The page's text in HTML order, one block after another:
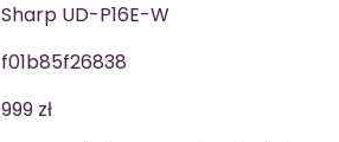
Sharp UD-P16E-W
f01b85f26838
999 zł